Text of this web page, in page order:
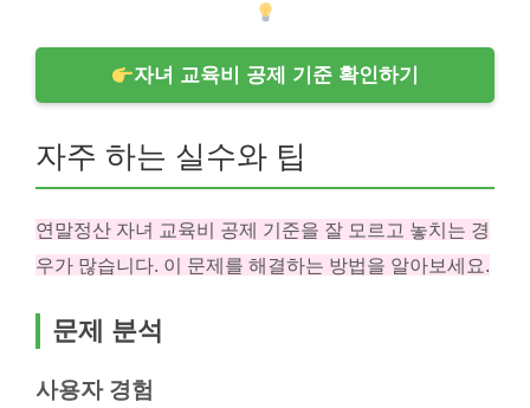
자녀 교육비 공제 기준 확인하기
자주 하는 실수와 팁
연말정산 자녀 교육비 공제 기준을 잘 모르고 놓치는 경
우가 많습니다. 이 문제를 해결하는 방법을 알아보세요.
문제 분석
사용자 경험